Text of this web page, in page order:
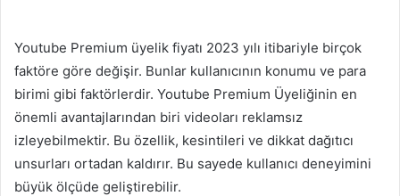
Youtube Premium üyelik fiyatı 2023 yılı itibariyle birçok
faktöre göre değişir. Bunlar kullanıcının konumu ve para
birimi gibi faktörlerdir. Youtube Premium Üyeliğinin en
önemli avantajlarından biri videoları reklamsız
izleyebilmektir. Bu özellik, kesintileri ve dikkat dağıtıcı
unsurları ortadan kaldırır. Bu sayede kullanıcı deneyimini
büyük ölçüde geliştirebilir.